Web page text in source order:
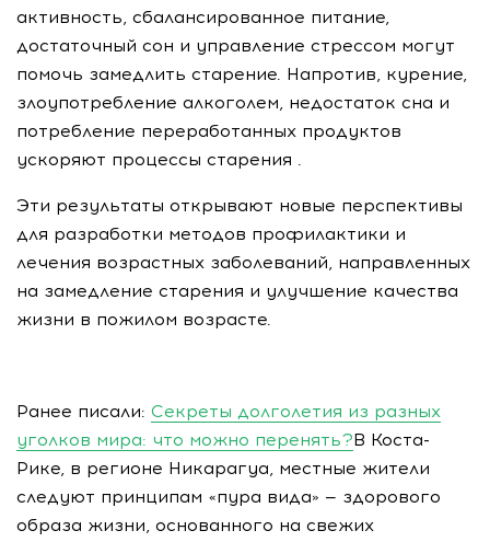
активность, сбалансированное питание,
достаточный сон и управление стрессом могут
помочь замедлить старение. Напротив, курение,
злоупотребление алкоголем, недостаток сна и
потребление переработанных продуктов
ускоряют процессы старения .
Эти результаты открывают новые перспективы
для разработки методов профилактики и
лечения возрастных заболеваний, направленных
на замедление старения и улучшение качества
жизни в пожилом возрасте.
Ранее писали: Секреты долголетия из разных
уголков мира: что можно перенять?В Коста-
Рике, в регионе Никарагуа, местные жители
следуют принципам «пура вида» — здорового
образа жизни, основанного на свежих